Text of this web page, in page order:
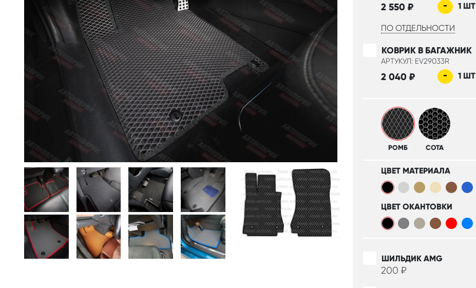
2 550 ₽ - 1 ШТ
ПО ОТДЕЛЬНОСТИ
КОВРИК В БАГАЖНИК
АРТУКУЛ: EV29033R
2 040 ₽ - 1 ШТ
РОМБ СОТА
ЦВЕТ МАТЕРИАЛА
ЦВЕТ ОКАНТОВКИ
ШИЛЬДИК AMG
200 ₽